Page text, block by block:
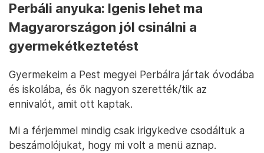
Perbáli anyuka: Igenis lehet ma
Magyarországon jól csinálni a
gyermekétkeztetést
Gyermekeim a Pest megyei Perbálra jártak óvodába
és iskolába, és ők nagyon szerették/tik az
ennivalót, amit ott kaptak.
Mi a férjemmel mindig csak irigykedve csodáltuk a
beszámolójukat, hogy mi volt a menü aznap.